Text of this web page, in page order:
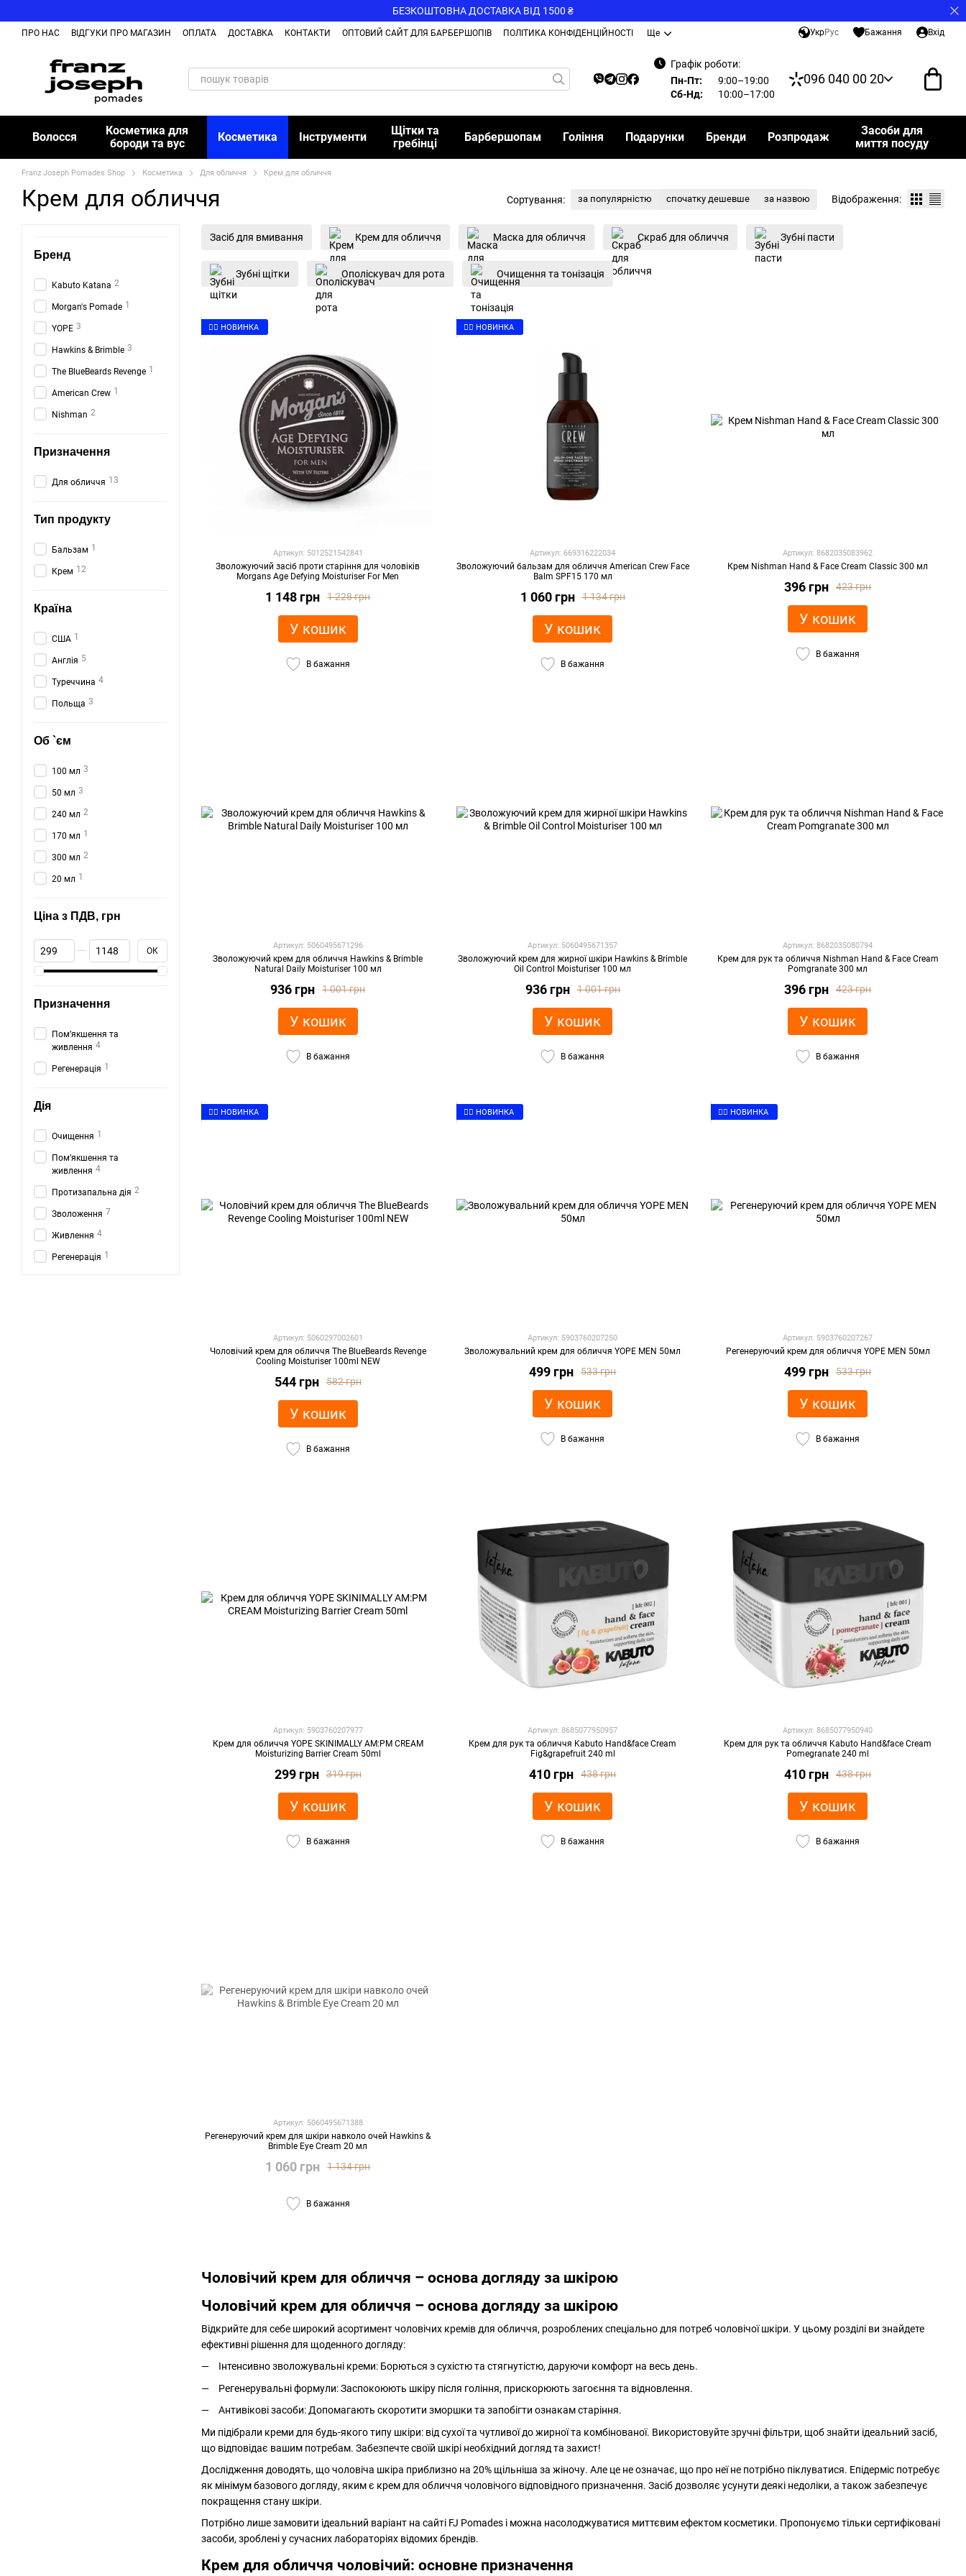
БЕЗКОШТОВНА ДОСТАВКА ВІД 1500 ₴
ПРО НАС ВІДГУКИ ПРО МАГАЗИН ОПЛАТА ДОСТАВКА КОНТАКТИ ОПТОВИЙ САЙТ ДЛЯ БАРБЕРШОПІВ ПОЛІТИКА КОНФІДЕНЦІЙНОСТІ Ще УкрРус Бажання Вхід
Графік роботи:
Пн-Пт:
9:00–19:00
Сб-Нд:
10:00–17:00
096 040 00 20
Волосся
Косметика для
бороди та вус
Косметика Інструменти
Щітки та
гребінці
Барбершопам Гоління Подарунки Бренди Розпродаж
Засоби для
миття посуду
Franz Joseph Pomades Shop Косметика Для обличчя Крем для обличчя
Крем для обличчя Сортування: за популярністю спочатку дешевше за назвою Відображення:
Засіб для вмивання Крем для обличчя Маска для обличчя Скраб для обличчя Зубні пасти
Зубні щітки Ополіскувач для рота Очищення та тонізація
Чоловічий крем для обличчя – основа догляду за шкірою
Чоловічий крем для обличчя – основа догляду за шкірою
Відкрийте для себе широкий асортимент чоловічих кремів для обличчя, розроблених спеціально для потреб чоловічої шкіри. У цьому розділі ви знайдете
ефективні рішення для щоденного догляду:
Інтенсивно зволожувальні креми: Борються з сухістю та стягнутістю, даруючи комфорт на весь день.
Регенерувальні формули: Заспокоюють шкіру після гоління, прискорюють загоєння та відновлення.
Антивікові засоби: Допомагають скоротити зморшки та запобігти ознакам старіння.
Ми підібрали креми для будь-якого типу шкіри: від сухої та чутливої до жирної та комбінованої. Використовуйте зручні фільтри, щоб знайти ідеальний засіб,
що відповідає вашим потребам. Забезпечте своїй шкірі необхідний догляд та захист!
Дослідження доводять, що чоловіча шкіра приблизно на 20% щільніша за жіночу. Але це не означає, що про неї не потрібно піклуватися. Епідерміс потребує
як мінімум базового догляду, яким є крем для обличчя чоловічого відповідного призначення. Засіб дозволяє усунути деякі недоліки, а також забезпечує
покращення стану шкіри.
Потрібно лише замовити ідеальний варіант на сайті FJ Pomades і можна насолоджуватися миттєвим ефектом косметики. Пропонуємо тільки сертифіковані
засоби, зроблені у сучасних лабораторіях відомих брендів.
Крем для обличчя чоловічий: основне призначення
👉🏻 НОВИНКА
Артикул: 5012521542841
Зволожуючий засіб проти старіння для чоловіків
Morgans Age Defying Moisturiser For Men
1 228 грн
1 148 грн
У кошик
В бажання
👉🏻 НОВИНКА
Артикул: 669316222034
Зволожуючий бальзам для обличчя American Crew Face
Balm SPF15 170 мл
1 134 грн
1 060 грн
У кошик
В бажання
Артикул: 8682035083962
Крем Nishman Hand & Face Cream Classic 300 мл
423 грн
396 грн
У кошик
В бажання
Артикул: 5060495671296
Зволожуючий крем для обличчя Hawkins & Brimble
Natural Daily Moisturiser 100 мл
1 001 грн
936 грн
У кошик
В бажання
Артикул: 5060495671357
Зволожуючий крем для жирної шкіри Hawkins & Brimble
Oil Control Moisturiser 100 мл
1 001 грн
936 грн
У кошик
В бажання
Артикул: 8682035080794
Крем для рук та обличчя Nishman Hand & Face Cream
Pomgranate 300 мл
423 грн
396 грн
У кошик
В бажання
👉🏻 НОВИНКА
Артикул: 5060297002601
Чоловічий крем для обличчя The BlueBeards Revenge
Cooling Moisturiser 100ml NEW
582 грн
544 грн
У кошик
В бажання
👉🏻 НОВИНКА
Артикул: 5903760207250
Зволожувальний крем для обличчя YOPE MEN 50мл
533 грн
499 грн
У кошик
В бажання
👉🏻 НОВИНКА
Артикул: 5903760207267
Регенеруючий крем для обличчя YOPE MEN 50мл
533 грн
499 грн
У кошик
В бажання
Артикул: 5903760207977
Крем для обличчя YOPE SKINIMALLY AM:PM CREAM
Moisturizing Barrier Cream 50ml
319 грн
299 грн
У кошик
В бажання
Артикул: 8685077950957
Крем для рук та обличчя Kabuto Hand&face Cream
Fig&grapefruit 240 ml
438 грн
410 грн
У кошик
В бажання
Артикул: 8685077950940
Крем для рук та обличчя Kabuto Hand&face Cream
Pomegranate 240 ml
438 грн
410 грн
У кошик
В бажання
Артикул: 5060495671388
Регенеруючий крем для шкіри навколо очей Hawkins &
Brimble Eye Cream 20 мл
1 134 грн
1 060 грн
В бажання
Бренд
Kabuto Katana 2
Morgan's Pomade 1
YOPE 3
Hawkins & Brimble 3
The BlueBeards Revenge 1
American Crew 1
Nishman 2
Призначення
Для обличчя 13
Тип продукту
Бальзам 1
Крем 12
Країна
США 1
Англія 5
Туреччина 4
Польща 3
Об `єм
100 мл 3
50 мл 3
240 мл 2
170 мл 1
300 мл 2
20 мл 1
Ціна з ПДВ, грн
Від Ціна з ПДВ, грн
До Ціна з ПДВ, грн ОК
Призначення
Помʼякшення та
живлення 4
Регенерація 1
Дія
Очищення 1
Помʼякшення та
живлення 4
Протизапальна дія 2
Зволоження 7
Живлення 4
Регенерація 1